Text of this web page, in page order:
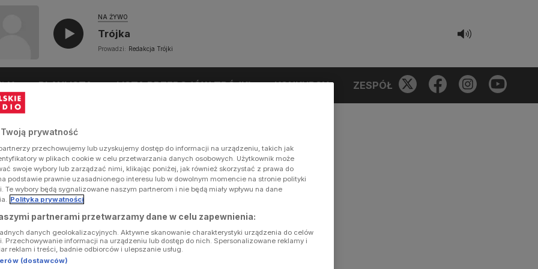
NA ŻYWO
Trójka
Prowadzi: Redakcja Trójki
PLAYLISTA LISTA PRZEBOJÓW TRÓJKI KONKURSY ZESPÓŁ
Twoją prywatność
przechowujemy lub uzyskujemy dostęp do informacji na urządzeniu, takich jak
w plikach cookie w celu przetwarzania danych osobowych. Użytkownik może
swoje wybory lub zarządzać nimi, klikając poniżej, jak również skorzystać z prawa do
podstawie prawnie uzasadnionego interesu lub w dowolnym momencie na stronie polityki
Te wybory będą sygnalizowane naszym partnerom i nie będą miały wpływu na dane
Polityka prywatności
partnerami przetwarzamy dane w celu zapewnienia:
danych geolokalizacyjnych. Aktywne skanowanie charakterystyki urządzenia do celów
Przechowywanie informacji na urządzeniu lub dostęp do nich. Spersonalizowane reklamy i
reklam i treści, badnie odbiorców i ulepszanie usług.
(dostawców)